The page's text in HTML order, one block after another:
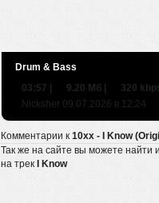
Drum & Bass
03:57 | 9.20 Мб | 320
Nicksher 09.07.2026 в 12:24
Комментарии к 10xx - I Know
Так же на сайте вы можете найти
на трек I Know